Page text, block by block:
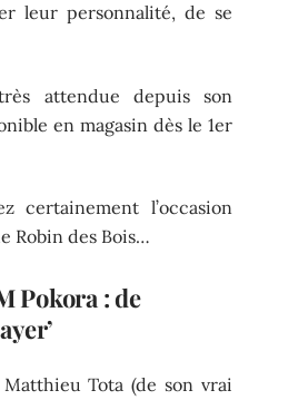
leur personnalité, de se
attendue depuis son
en magasin dès le 1er
certainement l’occasion
Robin des Bois…
Pokora : de
Tota (de son vrai